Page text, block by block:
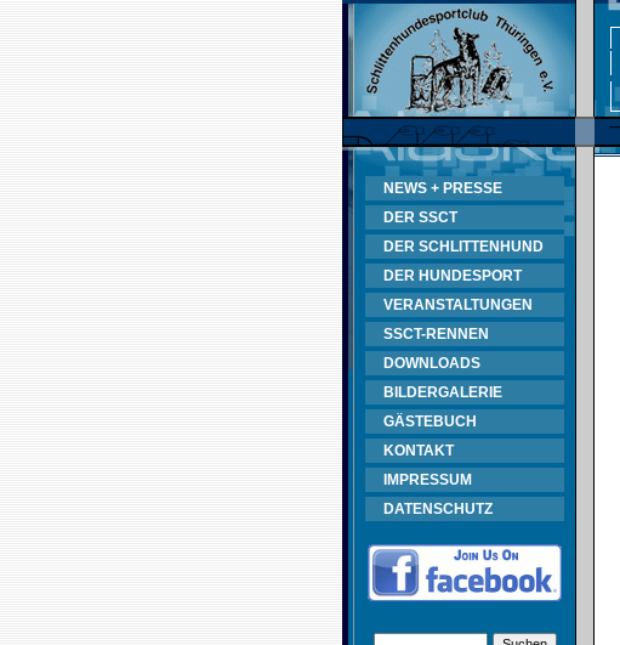
NEWS + PRESSE
DER SSCT
DER SCHLITTENHUND
DER HUNDESPORT
VERANSTALTUNGEN
SSCT-RENNEN
DOWNLOADS
BILDERGALERIE
GÄSTEBUCH
KONTAKT
IMPRESSUM
DATENSCHUTZ